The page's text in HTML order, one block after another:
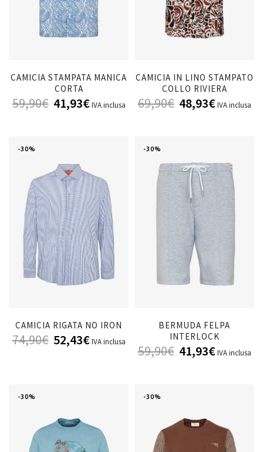
CAMICIA STAMPATA MANICA
CORTA
59,90€ 41,93€ IVA inclusa
CAMICIA IN LINO STAMPATO
COLLO RIVIERA
69,90€ 48,93€ IVA inclusa
-30%
CAMICIA RIGATA NO IRON
74,90€ 52,43€ IVA inclusa
-30%
BERMUDA FELPA
INTERLOCK
59,90€ 41,93€ IVA inclusa
-30% -30%